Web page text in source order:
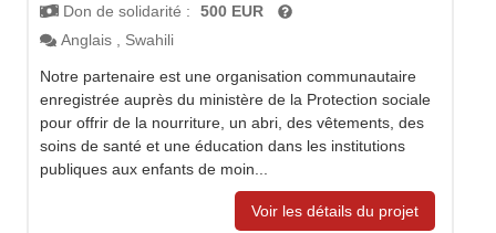
Don de solidarité :
500 EUR
Anglais , Swahili
Notre partenaire est une organisation communautaire
enregistrée auprès du ministère de la Protection sociale
pour offrir de la nourriture, un abri, des vêtements, des
soins de santé et une éducation dans les institutions
publiques aux enfants de moin...
Voir les détails du projet